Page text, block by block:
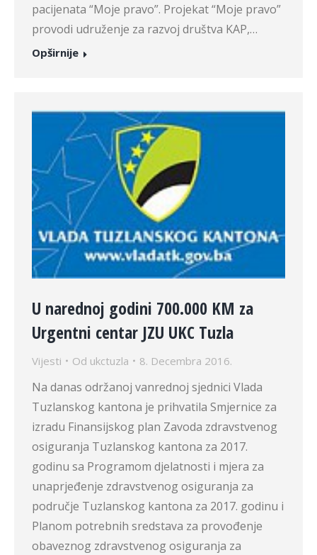
pacijenata “Moje pravo”. Projekat “Moje pravo”
provodi udruženje za razvoj društva KAP,…
Opširnije
U narednoj godini 700.000 KM za
Urgentni centar JZU UKC Tuzla
Vijesti Od ukctuzla 8. Decembra 2016.
Na danas održanoj vanrednoj sjednici Vlada
Tuzlanskog kantona je prihvatila Smjernice za
izradu Finansijskog plan Zavoda zdravstvenog
osiguranja Tuzlanskog kantona za 2017.
godinu sa Programom djelatnosti i mjera za
unaprjeđenje zdravstvenog osiguranja za
područje Tuzlanskog kantona za 2017. godinu i
Planom potrebnih sredstava za provođenje
obaveznog zdravstvenog osiguranja za